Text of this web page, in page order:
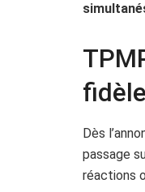
Dès
passage
réactions